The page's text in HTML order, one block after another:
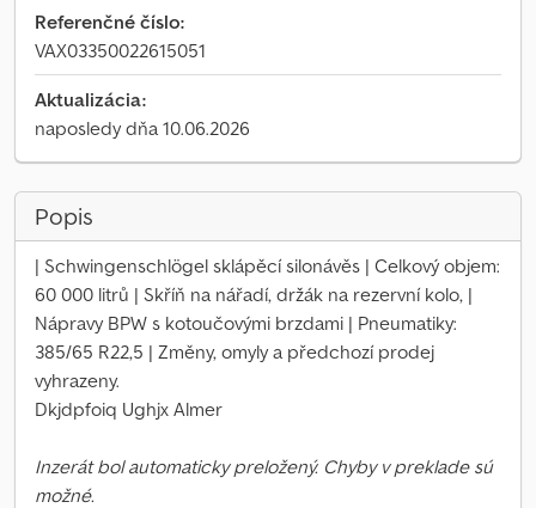
Referenčné číslo:
VAX03350022615051
Aktualizácia:
naposledy dňa 10.06.2026
Popis
| Schwingenschlögel sklápěcí silonávěs | Celkový objem:
60 000 litrů | Skříň na nářadí, držák na rezervní kolo, |
Nápravy BPW s kotoučovými brzdami | Pneumatiky:
385/65 R22,5 | Změny, omyly a předchozí prodej
vyhrazeny.
Dkjdpfoiq Ughjx Almer
Inzerát bol automaticky preložený. Chyby v preklade sú
možné.